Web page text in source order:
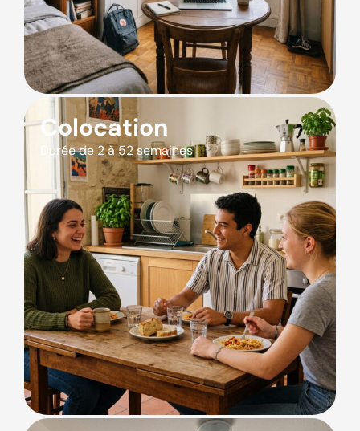
Colocation
Durée de 2 à 52 semaines